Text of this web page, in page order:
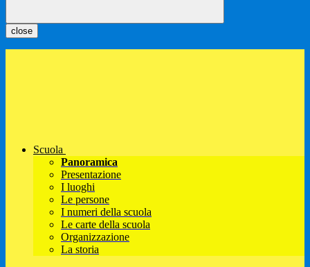
close
Scuola
Panoramica
Presentazione
I luoghi
Le persone
I numeri della scuola
Le carte della scuola
Organizzazione
La storia